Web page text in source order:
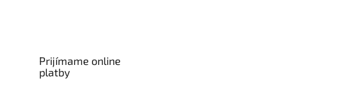
Prijímame online
platby